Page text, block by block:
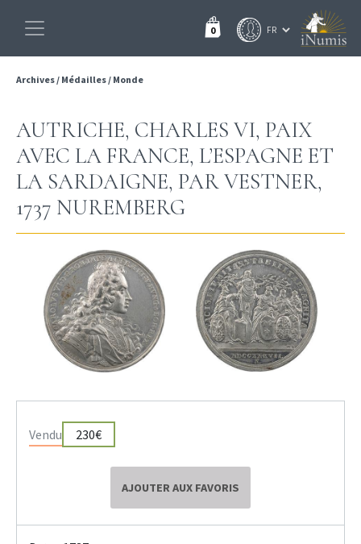
0
Archives/ Médailles/ Monde
AUTRICHE, CHARLES VI, PAIX
AVEC LA FRANCE, L’ESPAGNE ET
LA SARDAIGNE, PAR VESTNER,
1737 NUREMBERG
Vendu 230€
AJOUTER AUX FAVORIS